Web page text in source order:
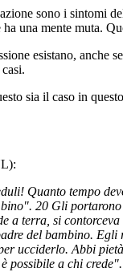
sono i sintomi
una mente muta.
esistano, anche
sia il caso in
Quanto tempo
20 Gli
a terra, si
del bambino.
ucciderlo. Abbi
possibile a chi